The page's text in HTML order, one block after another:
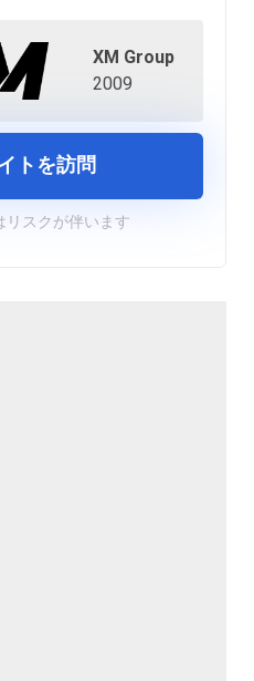
XM Group
2009
トを訪問
リスクが伴います